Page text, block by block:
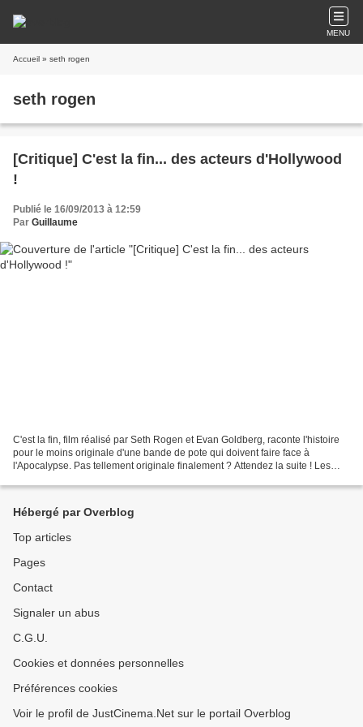
MENU
Accueil » seth rogen
seth rogen
[Critique] C'est la fin... des acteurs d'Hollywood
!
Publié le 16/09/2013 à 12:59
Par Guillaume
C'est la fin, film réalisé par Seth Rogen et Evan Goldberg, raconte l'histoire
pour le moins originale d'une bande de pote qui doivent faire face à
l'Apocalypse. Pas tellement originale finalement ? Attendez la suite ! Les
Hébergé par Overblog
Top articles
Pages
Contact
Signaler un abus
C.G.U.
Cookies et données personnelles
Préférences cookies
Voir le profil de JustCinema.Net sur le portail Overblog